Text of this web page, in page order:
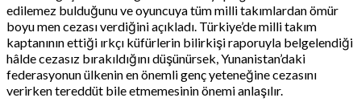
edilemez bulduğunu ve oyuncuya tüm milli takımlardan ömür
boyu men cezası verdiğini açıkladı. Türkiye’de milli takım
kaptanının ettiği ırkçı küfürlerin bilirkişi raporuyla belgelendiği
hâlde cezasız bırakıldığını düşünürsek, Yunanistan’daki
federasyonun ülkenin en önemli genç yeteneğine cezasını
verirken tereddüt bile etmemesinin önemi anlaşılır.